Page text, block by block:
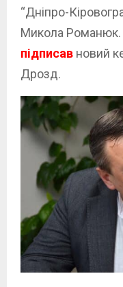
“Дніпро-
Микола Романюк.
підписав новий
Дрозд.